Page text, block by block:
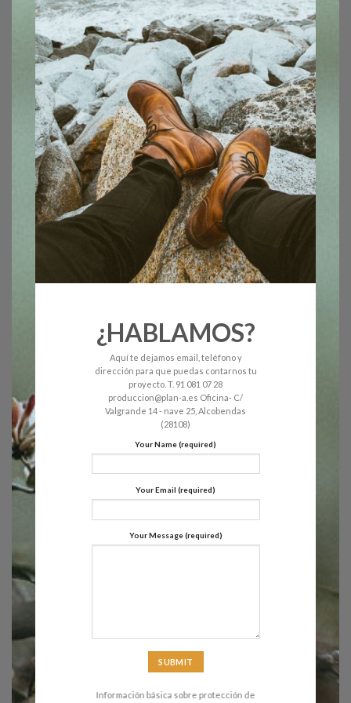
¿HABLAMOS?
Aquí te dejamos email, teléfono y
dirección para que puedas contarnos tu
proyecto. T. 91 081 07 28
produccion@plan-a.es Oficina- C/
Valgrande 14 - nave 25, Alcobendas
(28108)
Your Name (required)
Your Email (required)
Your Message (required)
Información básica sobre protección de